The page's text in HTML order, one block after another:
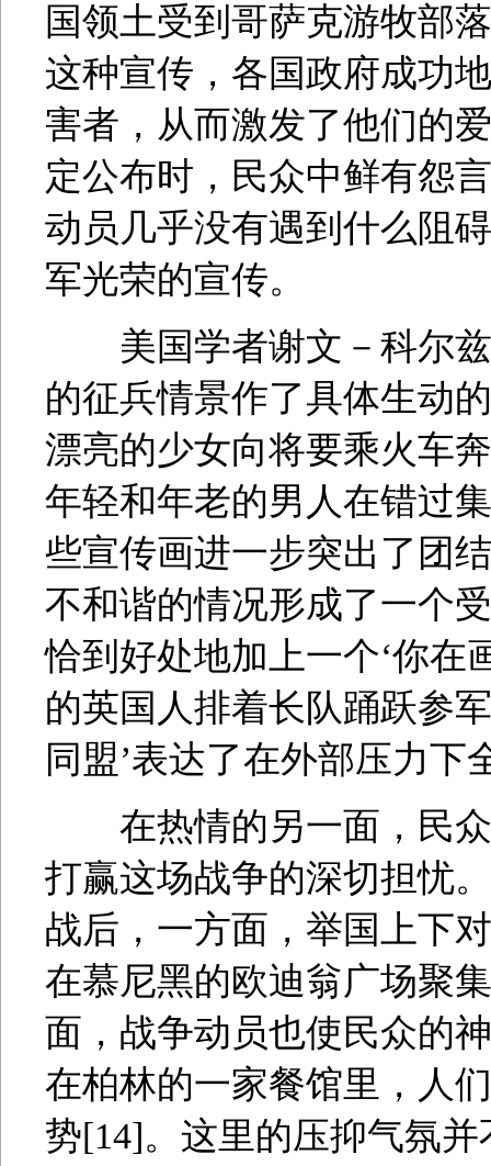
国领土受到哥萨克游牧部
这种宣传，各国政府成功
害者，从而激发了他们的
定公布时，民众中鲜有怨
动员几乎没有遇到什么阻
军光荣的宣传。
美国学者谢文－科尔兹
的征兵情景作了具体生动
漂亮的少女向将要乘火车
年轻和年老的男人在错过
些宣传画进一步突出了团
不和谐的情况形成了一个
恰到好处地加上一个‘你在
的英国人排着长队踊跃参
同盟’表达了在外部压力下
在热情的另一面，民众
打赢这场战争的深切担忧
战后，一方面，举国上下
在慕尼黑的欧迪翁广场聚
面，战争动员也使民众的
在柏林的一家餐馆里，人
势[14]。这里的压抑气氛